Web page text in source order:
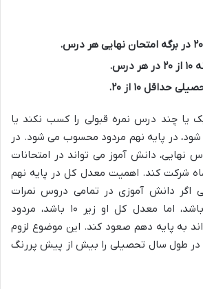
۱۰ از ۲۰.
یا چند درس نمره قبولی را کسب نکند یا
معدل کل او کمتر از ۱۰ شود، در پایه نهم مردود محسوب می شود. در
نهایی، دانش آموز می تواند در امتحانات
شرکت کند. اهمیت معدل کل در پایه نهم
دانش آموزی در تمامی دروس نمرات
قبولی را کسب کرده باشد، اما معدل کل او زیر ۱۰ باشد، مردود
به پایه دهم صعود کند. این موضوع لزوم
طول سال تحصیلی را بیش از پیش پررنگ